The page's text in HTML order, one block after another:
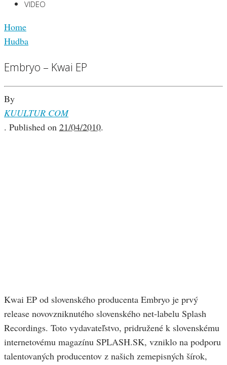
VIDEO
Home
Hudba
Embryo – Kwai EP
By
KUULTUR COM
. Published on 21/04/2010.
Kwai EP od slovenského producenta Embryo je prvý
release novovzniknutého slovenského net-labelu Splash
Recordings. Toto vydavateľstvo, pridružené k slovenskému
internetovému magazínu SPLASH.SK, vzniklo na podporu
talentovaných producentov z našich zemepisných šírok,